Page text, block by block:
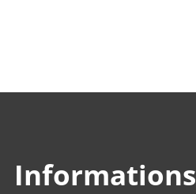
Informations